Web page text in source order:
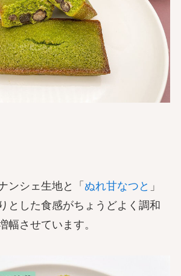
ンシェ生地と「 ぬれ甘なつと 」
とした食感がちょうどよく調和
幅させています。